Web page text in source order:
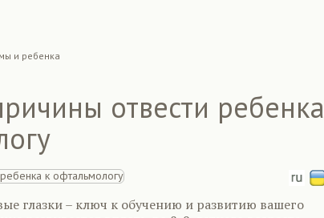
и ребенка
отвести ребенка
глазки – ключ к обучению и развитию вашего